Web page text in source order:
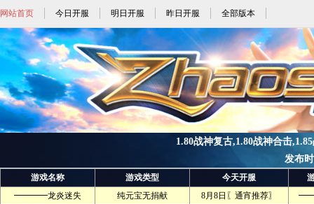
网站首页 今日开服 明日开服 昨日开服 全部版本
1.80战神复古,1.80战神合击
发布
游戏名称 游戏类型 今天开服
━━━━龙炎迷失
纯元宝无捐献 8月8日〖通宵推荐〗
━━